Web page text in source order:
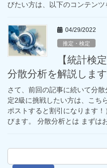
びたい方は、以下のコンテン
04/29/2022
推定・検定
【統計検
分散分析を解説しま
さて、前回の記事に続いて分
定2級に挑戦したい方は、こち
ポストすると割引になります
びます。 分散分析とは まずは